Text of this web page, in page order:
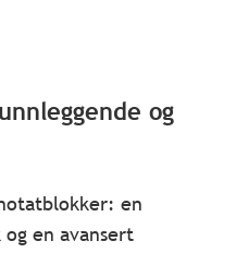
og
en
en avansert